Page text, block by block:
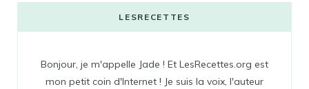
LESRECETTES
Bonjour, je m'appelle Jade ! Et LesRecettes.org est
mon petit coin d'Internet ! Je suis la voix, l'auteur